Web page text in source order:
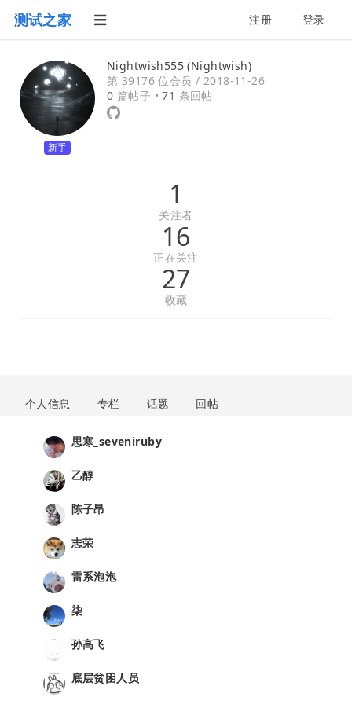
测试之家 注册 登录
新手
Nightwish555 (Nightwish)
第 39176 位会员 / 2018-11-26
0 篇帖子 •71 条回帖
1
关注者
16
正在关注
27
收藏
个人信息 专栏 话题 回帖
思寒_seveniruby
乙醇
陈子昂
志荣
雷系泡泡
柒
孙高飞
底层贫困人员